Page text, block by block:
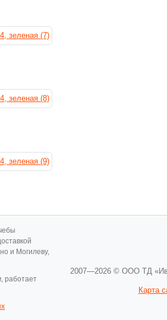
и Могилеву,
работает
2007—2026 © ООО ТД
Карта